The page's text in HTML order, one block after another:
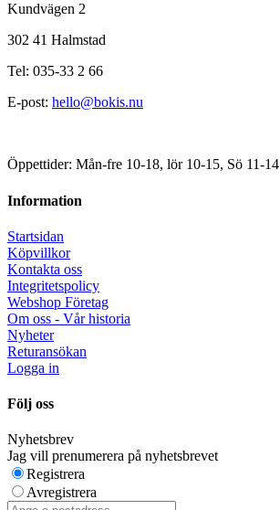
Kundvägen 2
302 41 Halmstad
Tel: 035-33 2 66
E-post: hello@bokis.nu
Öppettider: Mån-fre 10-18, lör 10-15, Sö 11-14
Information
Startsidan
Köpvillkor
Kontakta oss
Integritetspolicy
Webshop Företag
Om oss - Vår historia
Nyheter
Returansökan
Logga in
Följ oss
Nyhetsbrev
Jag vill prenumerera på nyhetsbrevet
Registrera
Avregistrera